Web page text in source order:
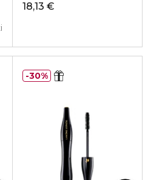
18,13 €
30%